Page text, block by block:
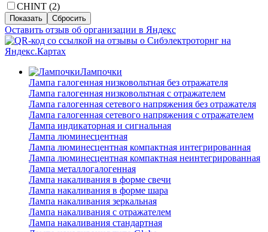
CHINT (2)
Оставить отзыв об организации в Яндекс
Лампочки
Лампа галогенная низковольтная без отражателя
Лампа галогенная низковольтная с отражателем
Лампа галогенная сетевого напряжения без отражателя
Лампа галогенная сетевого напряжения с отражателем
Лампа индикаторная и сигнальная
Лампа люминесцентная
Лампа люминесцентная компактная интегрированная
Лампа люминесцентная компактная неинтегрированная
Лампа металлогалогенная
Лампа накаливания в форме свечи
Лампа накаливания в форме шара
Лампа накаливания зеркальная
Лампа накаливания с отражателем
Лампа накаливания стандартная